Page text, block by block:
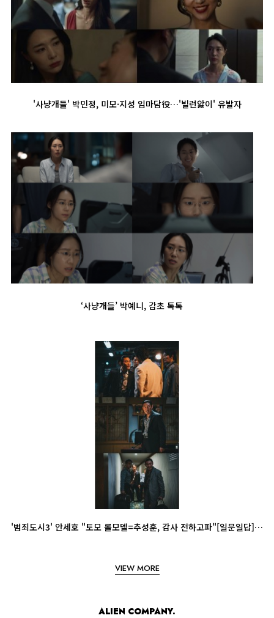
'사냥개들' 박민정, 미모·지성 임마담役…'빌런앓이' 유발자
‘사냥개들’ 박예니, 감초 톡톡
'범죄도시3' 안세호 "토모 롤모델=추성훈, 감사 전하고파"[일문일답]]답]
VIEW MORE
ALIEN COMPANY.